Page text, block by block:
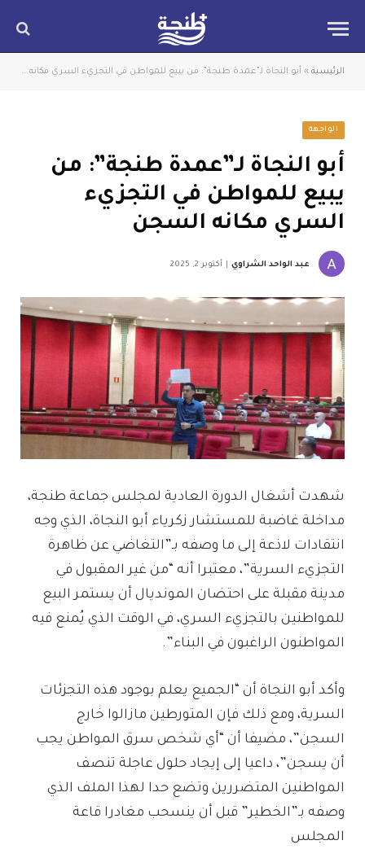
الرئيسية » أبو النجاة لـ”عمدة طنجة”: من يبيع للمواطن في التجزيء السري مكانه السجن
الواجهة
أبو النجاة لـ”عمدة طنجة”: من
يبيع للمواطن في التجزيء
السري مكانه السجن
عبد الواحد الشراوي أكتوبر 2, 2025
شهدت أشغال الدورة العادية لمجلس جماعة طنجة،
مداخلة غاضبة للمستشار زكرياء أبو النجاة، الذي وجه
انتقادات لاذعة إلى ما وصفه بـ”التغاضي عن ظاهرة
التجزيء السرية”، معتبرا أنه “من غير المقبول في
مدينة مقبلة على احتضان المونديال أن يستمر البيع
للمواطنين بالتجزيء السري، في الوقت الذي يُمنع فيه
المواطنون الراغبون في البناء”.
وأكد أبو النجاة أن “الجميع يعلم بوجود هذه التجزئات
السرية، ومع ذلك فإن المتورطين مازالوا خارج
السجن”، مضيفا أن “أي شخص سرق المواطن يجب
أن يسجن”، داعيا إلى إيجاد حلول عاجلة تنصف
المواطنين المتضررين وتضع حدا لهذا الملف الذي
وصفه بـ”الخطير” قبل أن ينسحب مغادرا قاعة
المجلس